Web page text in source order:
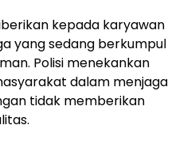
kepada karyawan
yang sedang berkumpul
Polisi menekankan
dalam menjaga
tidak memberikan